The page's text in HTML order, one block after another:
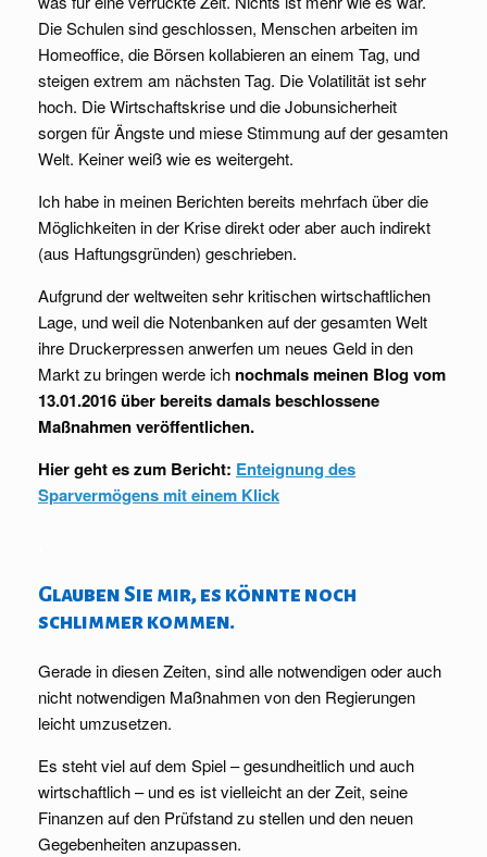
Die Schulen sind geschlossen, Menschen arbeiten im
Homeoffice, die Börsen kollabieren an einem Tag, und
steigen extrem am nächsten Tag. Die Volatilität ist sehr
hoch. Die Wirtschaftskrise und die Jobunsicherheit
sorgen für Ängste und miese Stimmung auf der gesamten
Welt. Keiner weiß wie es weitergeht.
Ich habe in meinen Berichten bereits mehrfach über die
Möglichkeiten in der Krise direkt oder aber auch indirekt
(aus Haftungsgründen) geschrieben.
Aufgrund der weltweiten sehr kritischen wirtschaftlichen
Lage, und weil die Notenbanken auf der gesamten Welt
ihre Druckerpressen anwerfen um neues Geld in den
Markt zu bringen werde ich nochmals meinen Blog vom
13.01.2016 über bereits damals beschlossene
Maßnahmen veröffentlichen.
Hier geht es zum Bericht: Enteignung des
Sparvermögens mit einem Klick
Glauben Sie mir, es könnte noch
schlimmer kommen.
Gerade in diesen Zeiten, sind alle notwendigen oder auch
nicht notwendigen Maßnahmen von den Regierungen
leicht umzusetzen.
Es steht viel auf dem Spiel – gesundheitlich und auch
wirtschaftlich – und es ist vielleicht an der Zeit, seine
Finanzen auf den Prüfstand zu stellen und den neuen
Gegebenheiten anzupassen.